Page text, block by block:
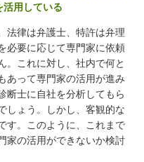
用している
法律は弁護士、特許は弁理
必要に応じて専門家に依頼
。これに対し、社内で何と
あって専門家の活用が進み
断士に自社を分析してもら
しょう。しかし、客観的な
す。このように、これまで
家の活用ができないか検討